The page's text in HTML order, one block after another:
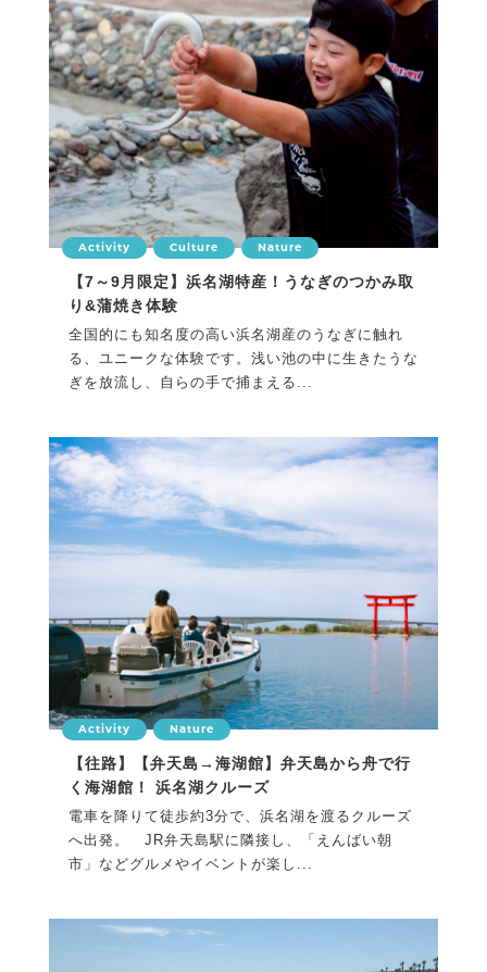
Activity Culture Nature
【7～9月限定】浜名湖特産！うなぎのつかみ取
り&蒲焼き体験
全国的にも知名度の高い浜名湖産のうなぎに触れ
る、ユニークな体験です。浅い池の中に生きたうな
ぎを放流し、自らの手で捕まえる...
Activity Nature
【往路】【弁天島→海湖館】弁天島から舟で行
く海湖館！ 浜名湖クルーズ
電車を降りて徒歩約3分で、浜名湖を渡るクルーズ
へ出発。 JR弁天島駅に隣接し、「えんばい朝
市」などグルメやイベントが楽し...